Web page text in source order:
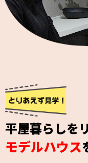
平屋暮らしを
モデルハウス